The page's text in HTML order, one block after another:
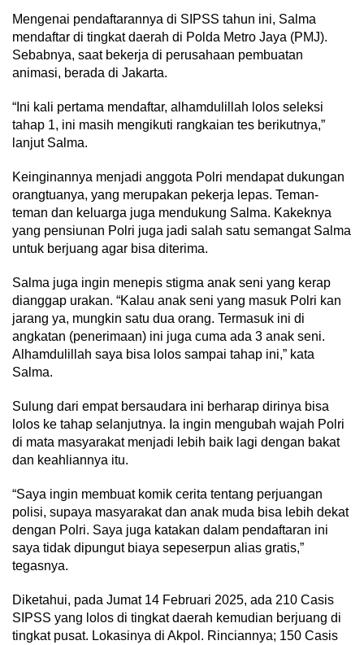
Mengenai pendaftarannya di SIPSS tahun ini, Salma
mendaftar di tingkat daerah di Polda Metro Jaya (PMJ).
Sebabnya, saat bekerja di perusahaan pembuatan
animasi, berada di Jakarta.
“Ini kali pertama mendaftar, alhamdulillah lolos seleksi
tahap 1, ini masih mengikuti rangkaian tes berikutnya,”
lanjut Salma.
Keinginannya menjadi anggota Polri mendapat dukungan
orangtuanya, yang merupakan pekerja lepas. Teman-
teman dan keluarga juga mendukung Salma. Kakeknya
yang pensiunan Polri juga jadi salah satu semangat Salma
untuk berjuang agar bisa diterima.
Salma juga ingin menepis stigma anak seni yang kerap
dianggap urakan. “Kalau anak seni yang masuk Polri kan
jarang ya, mungkin satu dua orang. Termasuk ini di
angkatan (penerimaan) ini juga cuma ada 3 anak seni.
Alhamdulillah saya bisa lolos sampai tahap ini,” kata
Salma.
Sulung dari empat bersaudara ini berharap dirinya bisa
lolos ke tahap selanjutnya. Ia ingin mengubah wajah Polri
di mata masyarakat menjadi lebih baik lagi dengan bakat
dan keahliannya itu.
“Saya ingin membuat komik cerita tentang perjuangan
polisi, supaya masyarakat dan anak muda bisa lebih dekat
dengan Polri. Saya juga katakan dalam pendaftaran ini
saya tidak dipungut biaya sepeserpun alias gratis,”
tegasnya.
Diketahui, pada Jumat 14 Februari 2025, ada 210 Casis
SIPSS yang lolos di tingkat daerah kemudian berjuang di
tingkat pusat. Lokasinya di Akpol. Rinciannya; 150 Casis